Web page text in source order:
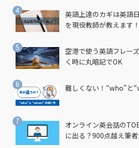
英語上達のカギは英語
を現役教師が教えます！
空港で使う英語フレー
く時に丸暗記でOK
難しくない！“who”と
オンライン英会話の
に出る？900点越え筆